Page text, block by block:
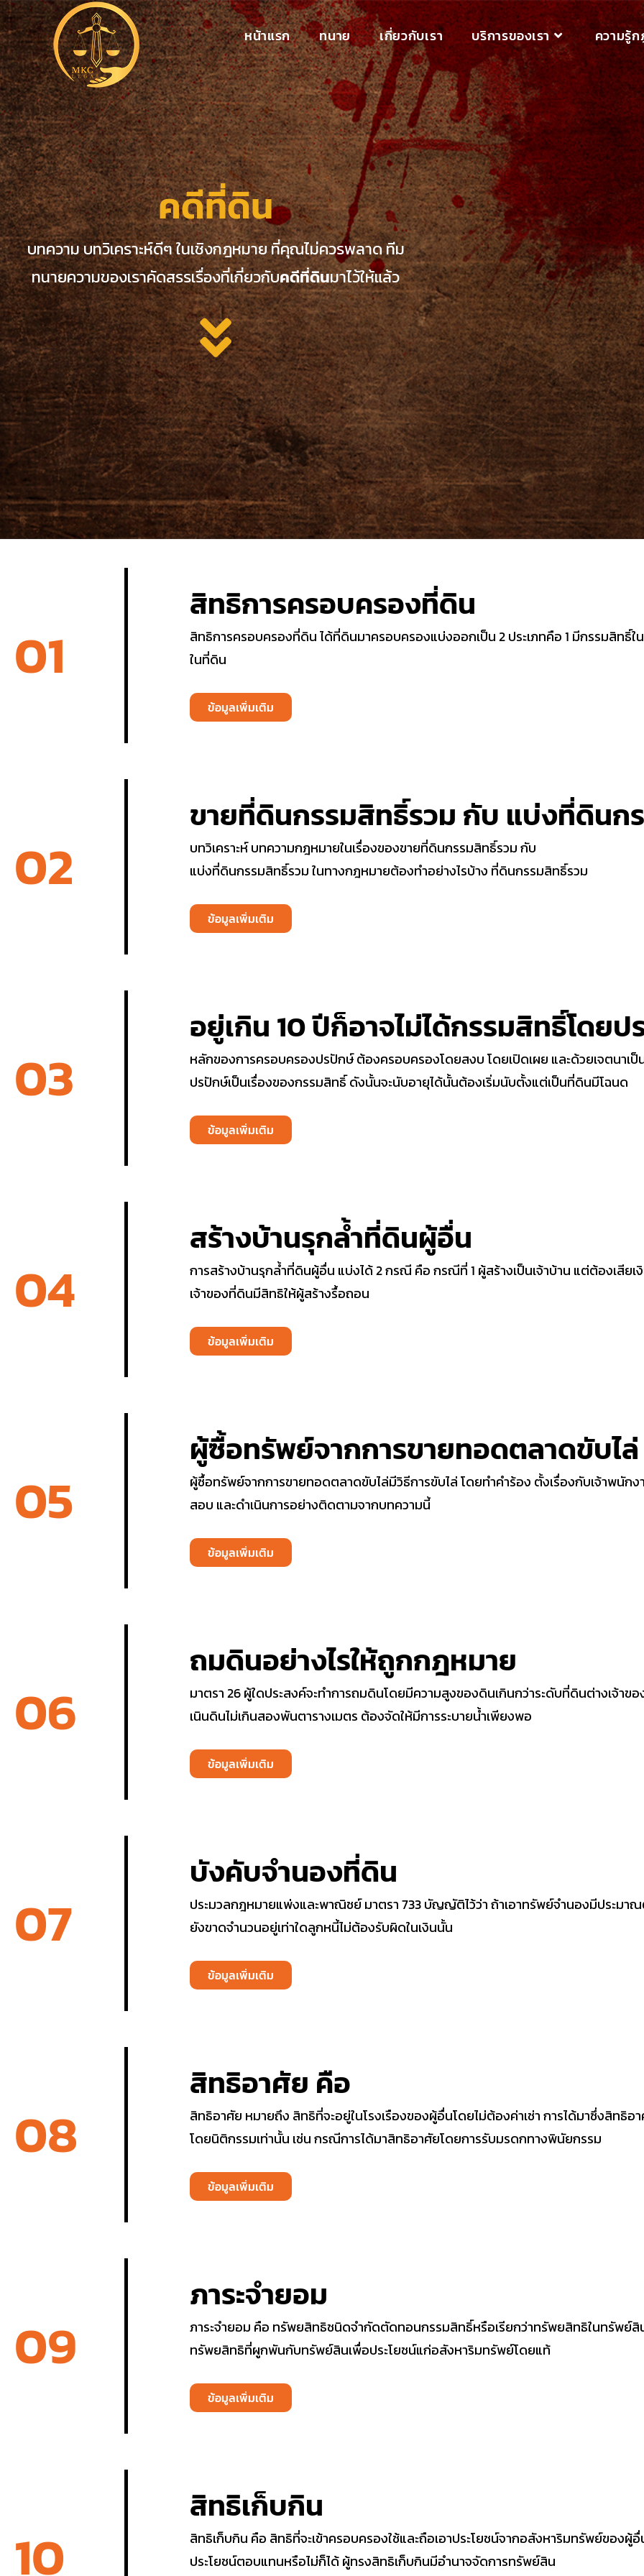
หน้าแรก ทนาย เกี่ยวกับเรา บริการของเรา ความรู้
คดีที่ดิน
บทความ บทวิเคราะห์ดีๆ ในเชิงกฎหมาย ที่คุณไม่ควรพลาด ทีม
ทนายความของเราคัดสรรเรื่องที่เกี่ยวกับคดีที่ดินมาไว้ให้แล้ว
01
สิทธิการครอบครองที่ดิน
สิทธิการครอบครองที่ดิน ได้ที่ดินมาครอบครองแบ่งออกเป็น 2 ประเภทคือ 1 มีกรรมสิทธิ์
ในที่ดิน
ข้อมูลเพิ่มเติม
02
ขายที่ดินกรรมสิทธิ์รวม กับ แบ่งที่ดินก
บทวิเคราะห์ บทความกฎหมายในเรื่องของขายที่ดินกรรมสิทธิ์รวม กับ
แบ่งที่ดินกรรมสิทธิ์รวม ในทางกฎหมายต้องทำอย่างไรบ้าง ที่ดินกรรมสิทธิ์รวม
ข้อมูลเพิ่มเติม
03
อยู่เกิน 10 ปีก็อาจไม่ได้กรรมสิทธิ์โดย
หลักของการครอบครองปรปักษ์ ต้องครอบครองโดยสงบ โดยเปิดเผย และด้วยเจตนาเป็
ปรปักษ์เป็นเรื่องของกรรมสิทธิ์ ดังนั้นจะนับอายุได้นั้นต้องเริ่มนับตั้งแต่เป็นที่ดินมีโฉนด
ข้อมูลเพิ่มเติม
04
สร้างบ้านรุกล้ำที่ดินผู้อื่น
การสร้างบ้านรุกล้ำที่ดินผู้อื่น แบ่งได้ 2 กรณี คือ กรณีที่ 1 ผู้สร้างเป็นเจ้าบ้าน แต่ต้องเสีย
เจ้าของที่ดินมีสิทธิให้ผู้สร้างรื้อถอน
ข้อมูลเพิ่มเติม
05
ผู้ซื้อทรัพย์จากการขายทอดตลาดขับไล่
ผู้ซื้อทรัพย์จากการขายทอดตลาดขับไล่มีวิธีการขับไล่ โดยทำคำร้อง ตั้งเรื่องกับเจ้าพนัก
สอบ และดำเนินการอย่างติดตามจากบทความนี้
ข้อมูลเพิ่มเติม
06
ถมดินอย่างไรให้ถูกกฎหมาย
มาตรา 26 ผู้ใดประสงค์จะทำการถมดินโดยมีความสูงของดินเกินกว่าระดับที่ดินต่างเจ้าข
เนินดินไม่เกินสองพันตารางเมตร ต้องจัดให้มีการระบายน้ำเพียงพอ
ข้อมูลเพิ่มเติม
07
บังคับจำนองที่ดิน
ประมวลกฎหมายแพ่งและพาณิชย์ มาตรา 733 บัญญัติไว้ว่า ถ้าเอาทรัพย์จำนองมีประมาณ
ยังขาดจำนวนอยู่เท่าใดลูกหนี้ไม่ต้องรับผิดในเงินนั้น
ข้อมูลเพิ่มเติม
08
สิทธิอาศัย คือ
สิทธิอาศัย หมายถึง สิทธิที่จะอยู่ในโรงเรืองของผู้อื่นโดยไม่ต้องค่าเช่า การได้มาซึ่งสิทธิอ
โดยนิติกรรมเท่านั้น เช่น กรณีการได้มาสิทธิอาศัยโดยการรับมรดกทางพินัยกรรม
ข้อมูลเพิ่มเติม
09
ภาระจำยอม
ภาระจำยอม คือ ทรัพยสิทธิชนิดจำกัดตัดทอนกรรมสิทธิ์หรือเรียกว่าทรัพยสิทธิในทรัพย์
ทรัพยสิทธิที่ผูกพันกับทรัพย์สินเพื่อประโยชน์แก่อสังหาริมทรัพย์โดยแท้
ข้อมูลเพิ่มเติม
10
สิทธิเก็บกิน
สิทธิเก็บกิน คือ สิทธิที่จะเข้าครอบครองใช้และถือเอาประโยชน์จากอสังหาริมทรัพย์ของผู้อื่
ประโยชน์ตอบแทนหรือไม่ก็ได้ ผู้ทรงสิทธิเก็บกินมีอำนาจจัดการทรัพย์สิน